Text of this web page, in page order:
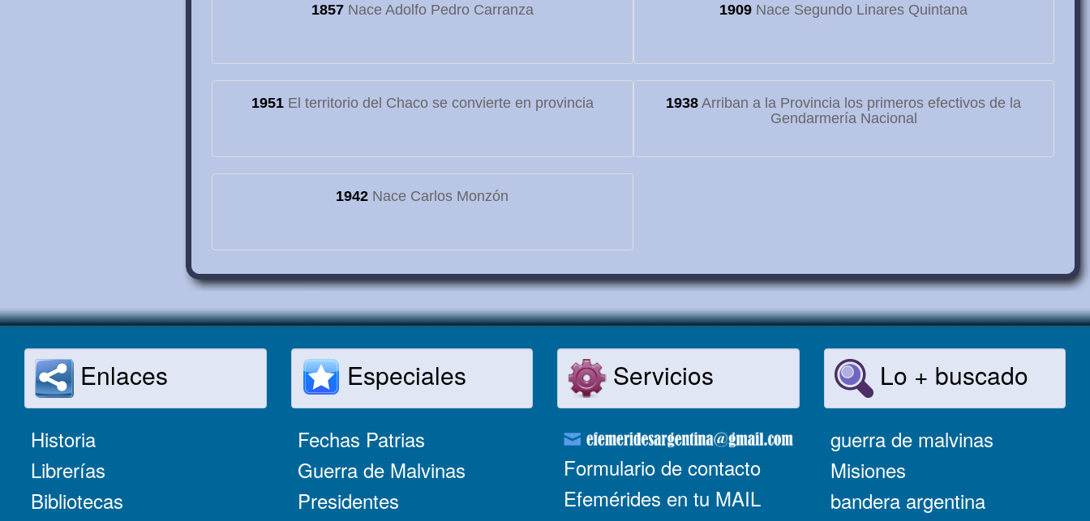
1857Nace Adolfo Pedro Carranza 1909 Nace Segundo Linares Quintana
1951El territorio del Chaco se convierte en provincia 1938 Arriban a la Provincia los primeros efectivos de la
Gendarmería Nacional
1942 Nace Carlos Monzón
Enlaces
Historia
Librerías
Bibliotecas
Especiales
Fechas Patrias
Guerra de Malvinas
Presidentes
Servicios
Formulario de contacto
Efemérides en tu MAIL
Lo + buscado
guerra de malvinas
Misiones
bandera argentina